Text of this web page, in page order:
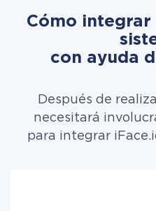
Cómo integrar
con ayuda
Después de
necesitará
para integrar